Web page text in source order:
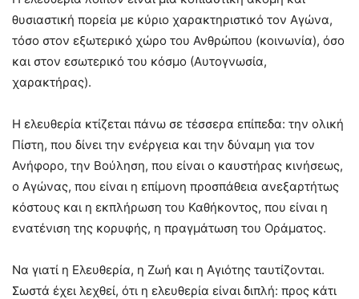
θυσιαστική πορεία με κύριο χαρακτηριστικό τον Αγώνα,
τόσο στον εξωτερικό χώρο του Ανθρώπου (κοινωνία), όσο
και στον εσωτερικό του κόσμο (Αυτογνωσία,
χαρακτήρας).
Η ελευθερία κτίζεται πάνω σε τέσσερα επίπεδα: την ολική
Πίστη, που δίνει την ενέργεια και την δύναμη για τον
Ανήφορο, την Βούληση, που είναι ο καυστήρας κινήσεως,
ο Αγώνας, που είναι η επίμονη προσπάθεια ανεξαρτήτως
κόστους και η εκπλήρωση του Καθήκοντος, που είναι η
ενατένιση της κορυφής, η πραγμάτωση του Οράματος.
Να γιατί η Ελευθερία, η Ζωή και η Αγιότης ταυτίζονται.
Σωστά έχει λεχθεί, ότι η ελευθερία είναι διπλή: προς κάτι